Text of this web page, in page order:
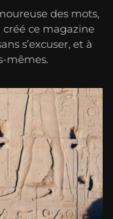
des mots,
créé ce magazine
s’excuser, et à
mêmes.